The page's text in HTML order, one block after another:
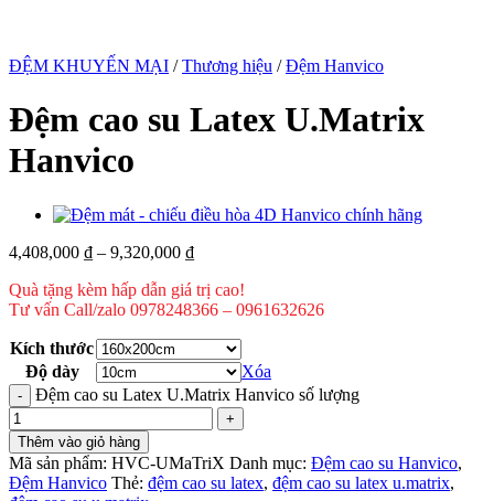
ĐỆM KHUYẾN MẠI / Thương hiệu / Đệm Hanvico
Đệm cao su Latex U.Matrix
Hanvico
4,408,000 ₫ – 9,320,000 ₫
Quà tặng kèm hấp dẫn giá trị cao!
Tư vấn Call/zalo 0978248366 – 0961632626
Kích thước
Độ dày
Xóa
Đệm cao su Latex U.Matrix Hanvico số lượng
Thêm vào giỏ hàng
Mã sản phẩm: HVC-UMaTriX Danh mục: Đệm cao su Hanvico,
Đệm Hanvico Thẻ: đệm cao su latex, đệm cao su latex u.matrix,